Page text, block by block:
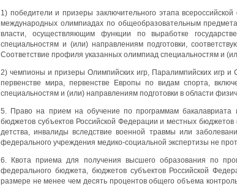
1) победители и призеры заключительного этапа
международных олимпиадах по общеобразовательным
власти, осуществляющим функции по выработке
специальностям и (или) направлениям подготовки,
Соответствие профиля указанных олимпиад специальностям и
2) чемпионы и призеры Олимпийских игр, Паралимпийских игр
первенстве мира, первенстве Европы по видам спорта,
специальностям и (или) направлениям подготовки в области
5. Право на прием на обучение по программам бакалавриата
бюджетов субъектов Российской Федерации и местных
детства, инвалиды вследствие военной травмы или
федерального учреждения медико-социальной экспертизы не
6. Квота приема для получения высшего образования по
федерального бюджета, бюджетов субъектов Российской
размере не менее чем десять процентов общего объема